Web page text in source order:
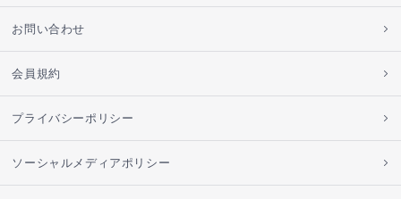
お問い合わせ
会員規約
プライバシーポリシー
ソーシャルメディアポリシー